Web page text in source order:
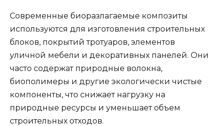
Современные биоразлагаемые композиты
используются для изготовления строительных
блоков, покрытий тротуаров, элементов
уличной мебели и декоративных панелей. Они
часто содержат природные волокна,
биополимеры и другие экологически чистые
компоненты, что снижает нагрузку на
природные ресурсы и уменьшает объем
строительных отходов.